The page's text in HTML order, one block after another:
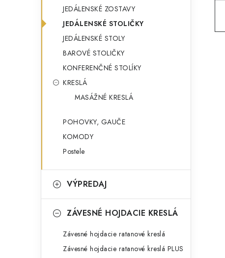
l
JEDÁLENSKÉ ZOSTAVY
JEDÁLENSKÉ STOLIČKY
JEDÁLENSKÉ STOLY
BAROVÉ STOLIČKY
KONFERENČNÉ STOLÍKY
KRESLÁ
MASÁŽNÉ KRESLÁ
POHOVKY, GAUČE
KOMODY
Postele
VÝPREDAJ
ZÁVESNÉ HOJDACIE KRESLÁ
Závesné hojdacie ratanové kreslá
Závesné hojdacie ratanové kreslá PLUS